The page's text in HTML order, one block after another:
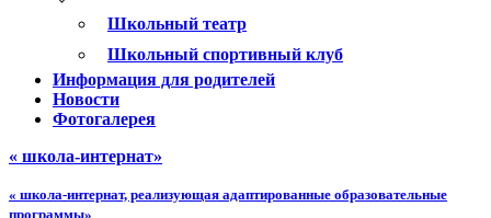
Школьный театр
Школьный спортивный клуб
Информация для родителей
Новости
Фотогалерея
« школа-интернат»
« школа-интернат, реализующая адаптированные образовательные
программы»